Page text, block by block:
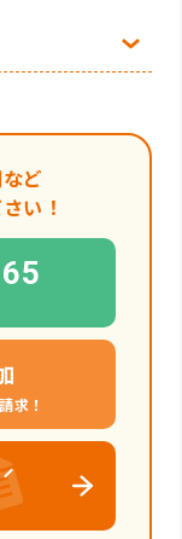
ど
い！
求！